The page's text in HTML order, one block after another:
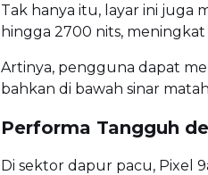
Tak hanya itu, layar ini juga
hingga 2700 nits,
Artinya, pengguna dapat
bahkan di bawah sinar
Performa Tangguh
Di sektor dapur pacu, Pixel